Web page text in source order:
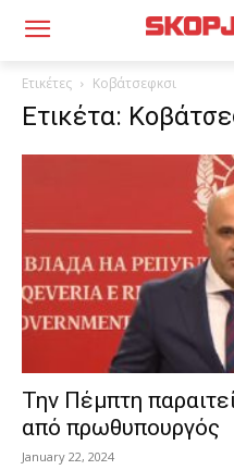
Ετικέτες Κοβάτσεφκσι
Ετικέτα:
Την Πέμπτη
από πρωθυπουργός
January 22, 2024